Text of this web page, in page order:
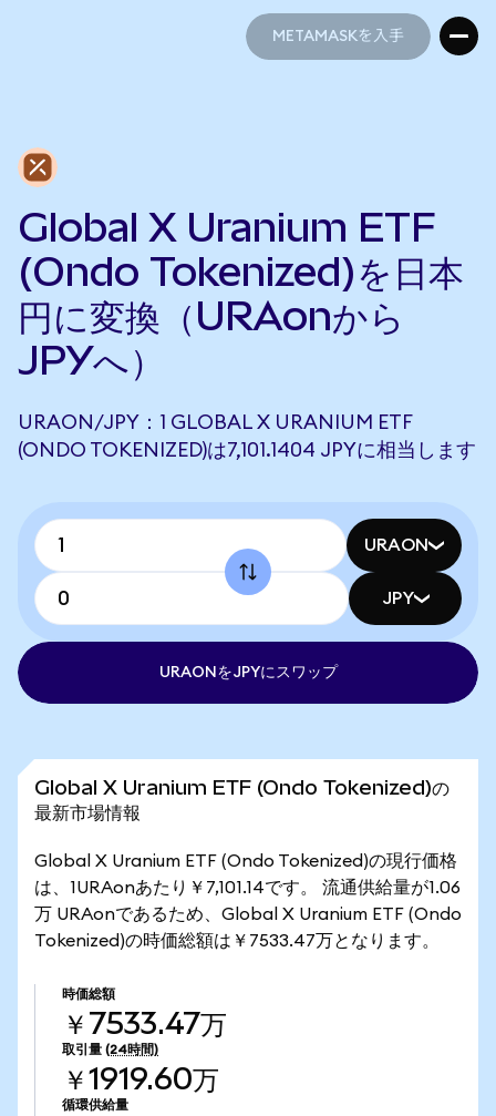
METAMASKを入手
Global X Uranium ETF
(Ondo Tokenized)を日本
円に変換（URAonから
JPYへ）
URAON/JPY：1 GLOBAL X URANIUM ETF
(ONDO TOKENIZED)は7,101.1404 JPYに相当します
URAON
JPY
URAONをJPYにスワップ
Global X Uranium ETF (Ondo Tokenized)の
最新市場情報
Global X Uranium ETF (Ondo Tokenized)の現行価格
は、1URAonあたり￥7,101.14です。 流通供給量が1.06
万 URAonであるため、Global X Uranium ETF (Ondo
Tokenized)の時価総額は￥7533.47万となります。
時価総額
￥7533.47万
取引量 (24時間)
￥1919.60万
循環供給量